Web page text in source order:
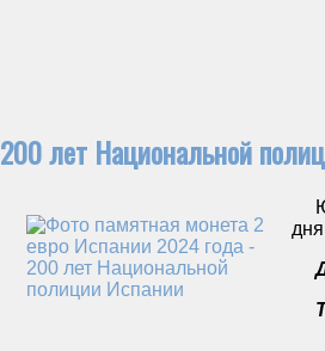
200 лет Национальной